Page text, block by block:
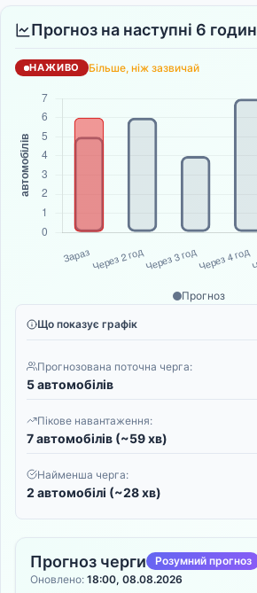
Прогноз на наступні 6 годин
НАЖИВО Більше, ніж зазвичай
Прогноз
Що показує графік
Прогнозована поточна черга:
5 автомобілів
Пікове навантаження:
7 автомобілів (~59 хв)
Найменша черга:
2 автомобілі (~28 хв)
Прогноз черги
Розумний прогноз
Оновлено: 18:00, 08.08.2026